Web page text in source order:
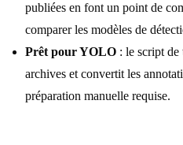
publiées en font un point de
comparer les modèles de
Prêt pour YOLO : le script de
archives et convertit les
préparation manuelle requise.